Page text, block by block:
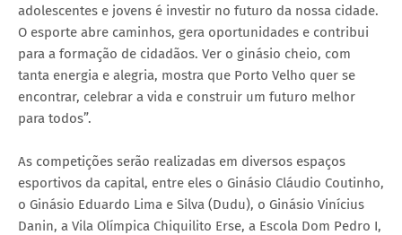
adolescentes e jovens é investir no futuro da nossa cidade.
O esporte abre caminhos, gera oportunidades e contribui
para a formação de cidadãos. Ver o ginásio cheio, com
tanta energia e alegria, mostra que Porto Velho quer se
encontrar, celebrar a vida e construir um futuro melhor
para todos”.
As competições serão realizadas em diversos espaços
esportivos da capital, entre eles o Ginásio Cláudio Coutinho,
o Ginásio Eduardo Lima e Silva (Dudu), o Ginásio Vinícius
Danin, a Vila Olímpica Chiquilito Erse, a Escola Dom Pedro I,